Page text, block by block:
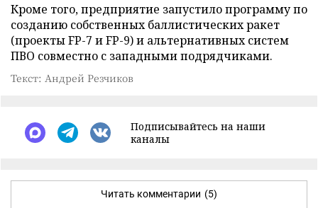
Кроме того, предприятие запустило программу по
созданию собственных баллистических ракет
(проекты FP-7 и FP-9) и альтернативных систем
ПВО совместно с западными подрядчиками.
Текст: Андрей Резчиков
Подписывайтесь на наши
каналы
Читать комментарии (5)